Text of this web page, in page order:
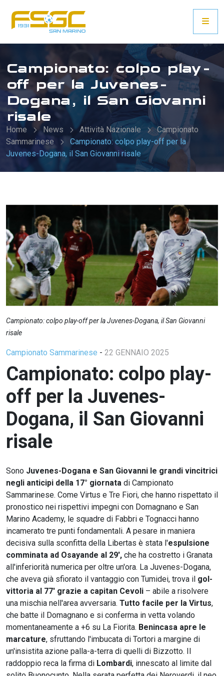
Campionato: colpo play-
off per la Juvenes-
Dogana, il San Giovanni
risale
Home News Attività Nazionale
Campionato
Sammarinese
Campionato: colpo play-off per la
Juvenes-Dogana, il San Giovanni risale
Campionato: colpo play-off per la Juvenes-Dogana, il San Giovanni
risale
Campionato Sammarinese - 22 GENNAIO 2025
Campionato: colpo play-
off per la Juvenes-
Dogana, il San Giovanni
risale
Sono Juvenes-Dogana e San Giovanni le grandi vincitrici
negli anticipi della 17° giornata di Campionato
Sammarinese. Come Virtus e Tre Fiori, che hanno rispettato il
pronostico nei rispettivi impegni con Domagnano e San
Marino Academy, le squadre di Fabbri e Tognacci hanno
incamerato tre punti fondamentali. A pesare in maniera
decisiva sulla sconfitta della Libertas è stata l'espulsione
comminata ad Osayande al 29', che ha costretto i Granata
all'inferiorità numerica per oltre un'ora. La Juvenes-Dogana,
che aveva già sfiorato il vantaggio con Tumidei, trova il gol-
vittoria al 77' grazie a capitan Cevoli – abile a risolvere
una mischia nell'area avversaria. Tutto facile per la Virtus,
che batte il Domagnano e si conferma in vetta volando
momentaneamente a +6 su La Fiorita. Benincasa apre le
marcature, sfruttando l'imbucata di Tortori a margine di
un'insistita azione palla-a-terra di quelli di Bizzotto. Il
raddoppio reca la firma di Lombardi, innescato al limite dal